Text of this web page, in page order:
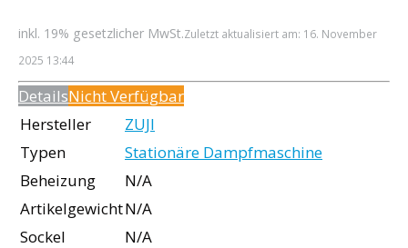
inkl. 19% gesetzlicher MwSt.Zuletzt aktualisiert am: 16. November
2025 13:44
DetailsNicht Verfügbar
Hersteller
ZUJI
Typen
Stationäre Dampfmaschine
Beheizung
N/A
ArtikelgewichtN/A
Sockel
N/A